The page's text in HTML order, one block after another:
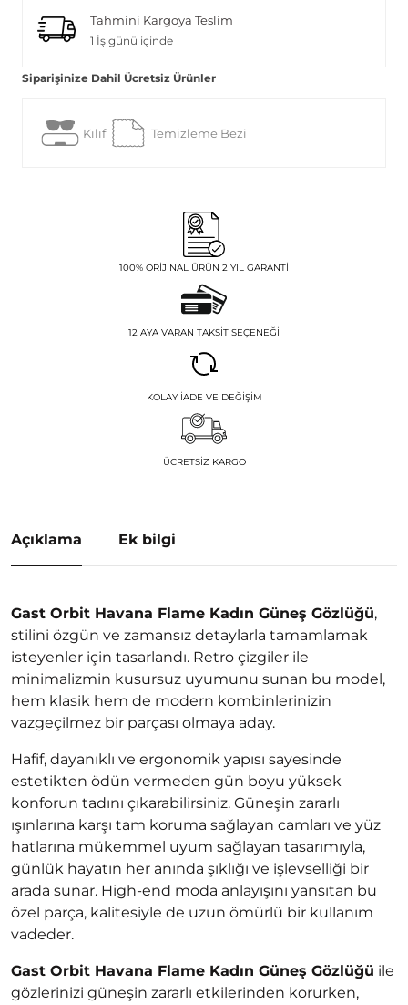
Tahmini Kargoya Teslim
1 İş günü içinde
Siparişinize Dahil Ücretsiz Ürünler
Kılıf Temizleme Bezi
100% ORIJINAL ÜRÜN 2 YIL GARANTI
12 AYA VARAN TAKSIT SEÇENEĞI
KOLAY İADE VE DEĞIŞIM
ÜCRETSIZ KARGO
Açıklama Ek bilgi
Gast Orbit Havana Flame Kadın Güneş Gözlüğü,
stilini özgün ve zamansız detaylarla tamamlamak
isteyenler için tasarlandı. Retro çizgiler ile
minimalizmin kusursuz uyumunu sunan bu model,
hem klasik hem de modern kombinlerinizin
vazgeçilmez bir parçası olmaya aday.
Hafif, dayanıklı ve ergonomik yapısı sayesinde
estetikten ödün vermeden gün boyu yüksek
konforun tadını çıkarabilirsiniz. Güneşin zararlı
ışınlarına karşı tam koruma sağlayan camları ve yüz
hatlarına mükemmel uyum sağlayan tasarımıyla,
günlük hayatın her anında şıklığı ve işlevselliği bir
arada sunar. High-end moda anlayışını yansıtan bu
özel parça, kalitesiyle de uzun ömürlü bir kullanım
vadeder.
Gast Orbit Havana Flame Kadın Güneş Gözlüğü ile
gözlerinizi güneşin zararlı etkilerinden korurken,